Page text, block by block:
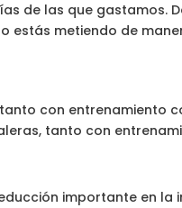
de las que gastamos.
metiendo de
con entrenamiento
tanto con
importante en la